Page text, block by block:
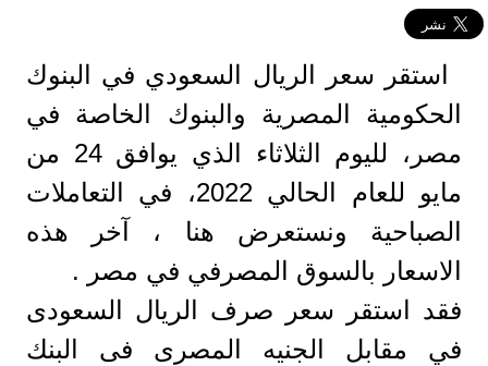
استقر سعر الريال السعودي في البنوك
الحكومية المصرية والبنوك الخاصة في
مصر، لليوم الثلاثاء الذي يوافق 24 من
مايو للعام الحالي 2022، في التعاملات
الصباحية ونستعرض هنا ، آخر هذه
الاسعار بالسوق المصرفي في مصر .
فقد استقر سعر صرف الريال السعودى
في مقابل الجنيه المصرى فى البنك